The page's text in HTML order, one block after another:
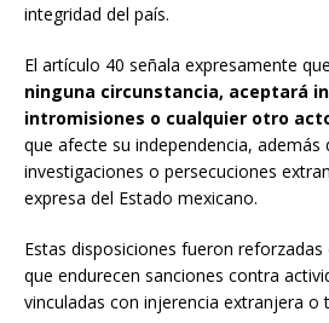
integridad del país.
El artículo 40 señala expresamente
ninguna circunstancia, aceptará
intromisiones o cualquier otro
que afecte su independencia, además
investigaciones o persecuciones
expresa del Estado mexicano.
Estas disposiciones fueron
que endurecen sanciones contra
vinculadas con injerencia extranjera o